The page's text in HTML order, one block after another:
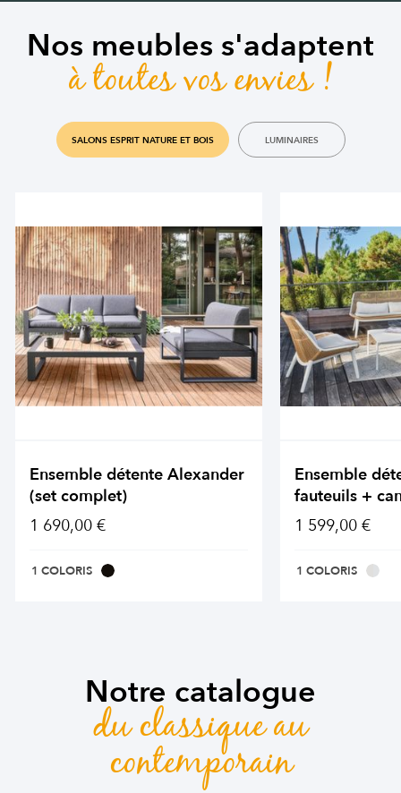
Nos meubles s'adaptent
à toutes vos envies !
SALONS ESPRIT NATURE ET BOIS LUMINAIRES
Ensemble détente Alexander
(set complet)
1 690,00 €
1 COLORIS
Ensemble
fauteuils +
1 599,00 €
1 COLORIS
Notre catalogue
du classique au
contemporain